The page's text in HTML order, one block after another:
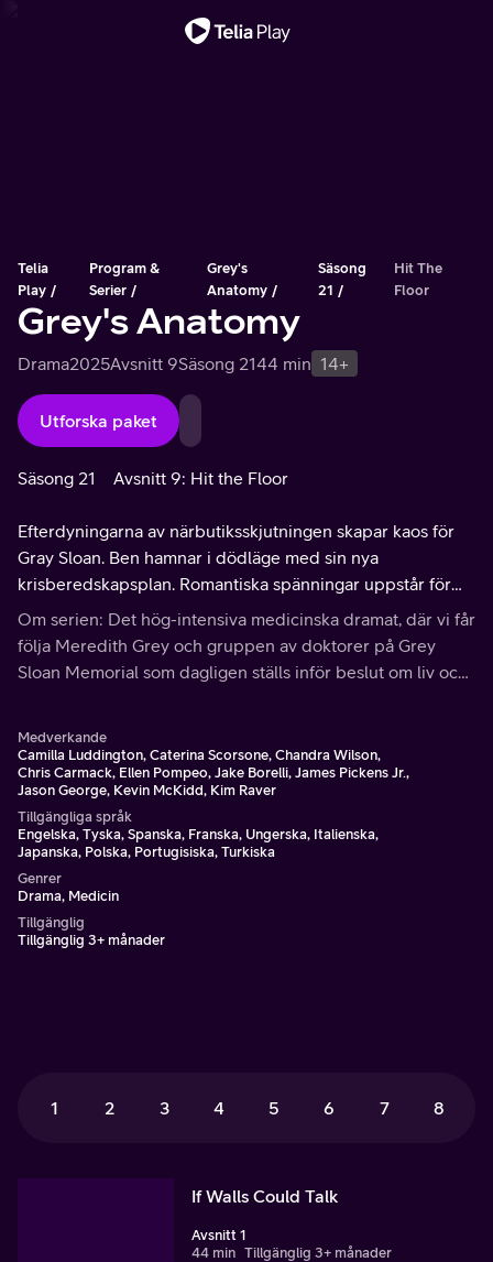
Telia
Play
Program &
Serier
Grey's
Anatomy
Säsong
21
Hit The
Floor
Grey's Anatomy
Drama2025Avsnitt 9Säsong 2144 min 14+
Utforska paket
Säsong 21 Avsnitt 9: Hit the Floor
Efterdyningarna av närbutiksskjutningen skapar kaos för
Gray Sloan. Ben hamnar i dödläge med sin nya
krisberedskapsplan. Romantiska spänningar uppstår för
Owen. Amelia och Winston är oense om operationsplanen
för en ung patient.
Om serien: Det hög-intensiva medicinska dramat, där vi får
följa Meredith Grey och gruppen av doktorer på Grey
Sloan Memorial som dagligen ställs inför beslut om liv och
Medverkande
Camilla Luddington, Caterina Scorsone, Chandra Wilson,
Chris Carmack, Ellen Pompeo, Jake Borelli, James Pickens Jr.,
Jason George, Kevin McKidd, Kim Raver
Tillgängliga språk
Engelska, Tyska, Spanska, Franska, Ungerska, Italienska,
Japanska, Polska, Portugisiska, Turkiska
Genrer
Drama, Medicin
Tillgänglig
Tillgänglig 3+ månader
1 2 3 4 5 6 7 8
If Walls Could Talk
Avsnitt 1
44 min Tillgänglig 3+ månader